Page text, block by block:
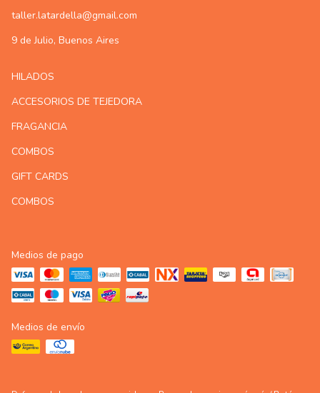
taller.latardella@gmail.com
9 de Julio, Buenos Aires
HILADOS
ACCESORIOS DE TEJEDORA
FRAGANCIA
COMBOS
GIFT CARDS
COMBOS
Medios de pago
Medios de envío